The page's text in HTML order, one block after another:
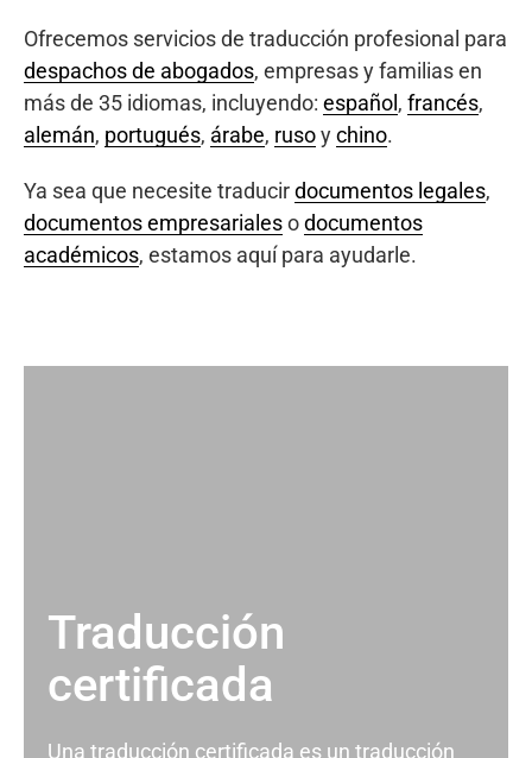
Ofrecemos servicios de traducción profesional para
despachos de abogados, empresas y familias en
más de 35 idiomas, incluyendo: español , francés,
alemán, portugués, árabe, rusoychino.
Ya sea que necesite traducirdocumentos legales,
documentos empresarialesodocumentos
académicos, estamos aquí para ayudarle.
Traducción
certificada
Una traducción certificada es un traducción